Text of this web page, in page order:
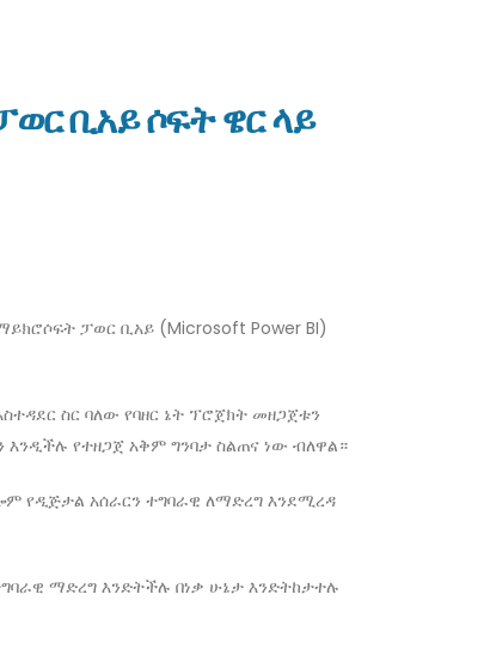
ቢአይ ሶፍት ዌር ላይ
ፓወር ቢአይ (Microsoft Power BI)
ስር ባለው የባዘር ኔት ፕሮጀክት መዘጋጀቱን
የተዘጋጀ አቅም ግንባታ ስልጠና ነው ብለዋል።
የዲጅታል አሰራርን ተግባራዊ ለማድረግ እንደሚረዳ
ማድረግ እንድትችሉ በነቃ ሁኔታ እንድትከታተሉ